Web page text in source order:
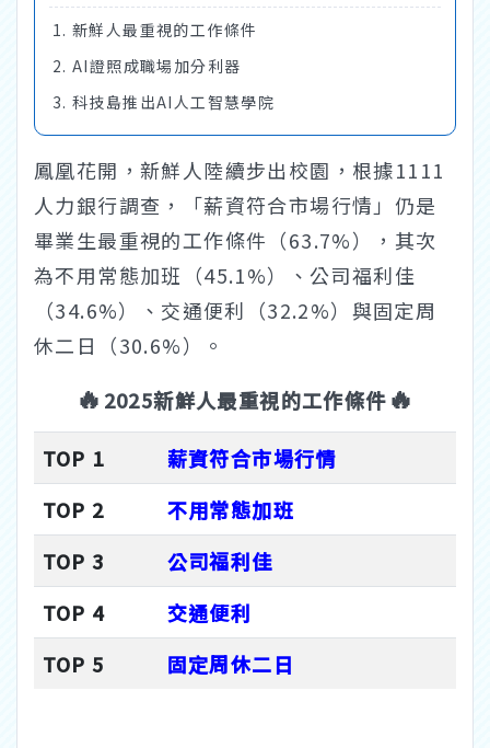
新鮮人最重視的工作條件
AI證照成職場加分利器
科技島推出AI人工智慧學院
鳳凰花開，新鮮人陸續步出校園，根據1111
人力銀行調查，「薪資符合市場行情」仍是
畢業生最重視的工作條件（63.7%），其次
為不用常態加班（45.1%）、公司福利佳
（34.6%）、交通便利（32.2%）與固定周
休二日（30.6%）。
🔥 2025新鮮人最重視的工作條件🔥
TOP 1
薪資符合市場行情
TOP 2
不用常態加班
TOP 3
公司福利佳
TOP 4
交通便利
TOP 5
固定周休二日